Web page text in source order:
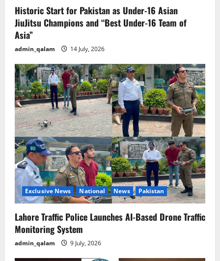
Historic Start for Pakistan as Under-16 Asian
JiuJitsu Champions and “Best Under-16 Team of
Asia”
admin_qalam 14 July, 2026
Exclusive News National News Pakistan
Lahore Traffic Police Launches AI-Based Drone Traffic
Monitoring System
admin_qalam 9 July, 2026